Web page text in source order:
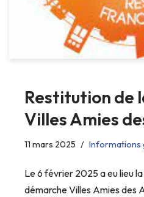
Restitution de
Villes Amies
11 mars 2025 Informations
Le 6 février 2025 a eu lieu
démarche Villes Amies des